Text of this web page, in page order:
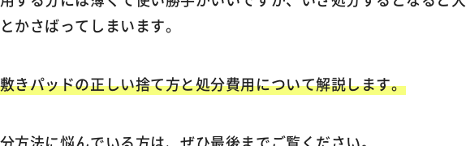
かさばってしまいます。
敷きパッドの正しい捨て方と処分費用について解説します。